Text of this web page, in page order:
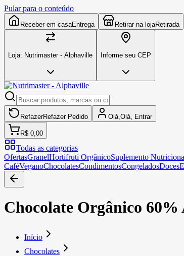
Pular para o conteúdo
Receber em casaEntrega Retirar na lojaRetirada
Loja: Nutrimaster - Alphaville Informe seu CEP
RefazerRefazer Pedido Olá, Olá, Entrar
R$ 0,00
Todas as categorias
OfertasGranelHortifruti OrgânicoSuplemento
CaféVeganoChocolatesCondimentosCongeladosDoces
Chocolate Orgânico 60%
Início
Chocolates